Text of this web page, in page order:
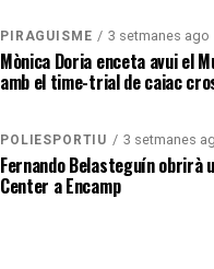
PIRAGÜISME 3 setmanes ago
Mònica Doria enceta avui el
amb el time-trial de caiac
POLIESPORTIU 3 setmanes
Fernando Belasteguín obrirà
Center a Encamp